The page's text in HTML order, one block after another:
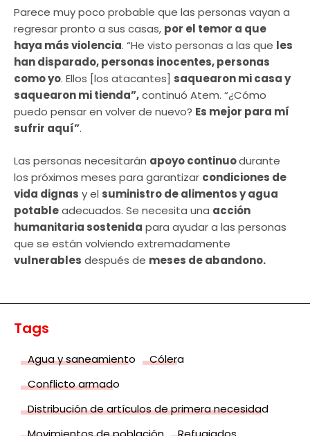
Parece muy poco probable que las personas vayan a
regresar pronto a sus casas, por el temor a que
haya más violencia. “He visto personas a las que les
han disparado, personas inocentes, personas
como yo. Ellos [los atacantes] saquearon mi casa y
saquearon mi tienda”,continuó Atem. “¿Cómo
puedo pensar en volver de nuevo? Es mejor para mí
sufrir aquí”.
Las personas necesitarán apoyo continuodurante
los próximos meses para garantizar condiciones de
vida dignas y el suministro de alimentos y agua
potableadecuados. Se necesita una acción
humanitaria sostenida para ayudar a las personas
que se están volviendo extremadamente
vulnerables después de meses de abandono.
Tags
Agua y saneamiento
Cólera
Conflicto armado
Distribución de artículos de primera necesidad